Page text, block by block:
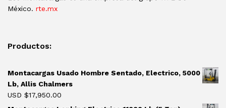
México. rte.mx
Productos:
Montacargas Usado Hombre Sentado, Electrico, 5000
Lb, Allis Chalmers
USD $17,950.00